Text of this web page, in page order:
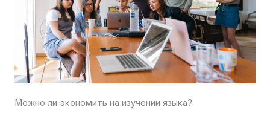
Можно ли экономить на изучении языка?